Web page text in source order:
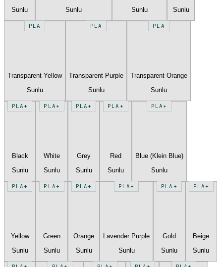
Sunlu
Sunlu
Sunlu
Sunlu
PLA
Transparent Yellow
Sunlu
PLA
Transparent Purple
Sunlu
PLA
Transparent Orange
Sunlu
PLA+
Black
Sunlu
PLA+
White
Sunlu
PLA+
Grey
Sunlu
PLA+
Red
Sunlu
PLA+
Blue (Klein Blue)
Sunlu
PLA+
Yellow
Sunlu
PLA+
Green
Sunlu
PLA+
Orange
Sunlu
PLA+
Lavender Purple
Sunlu
PLA+
Gold
Sunlu
PLA+
Beige
Sunlu